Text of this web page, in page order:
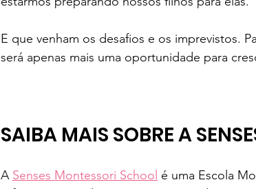
E que venham os desafios e os imprevistos.
será apenas mais uma oportunidade para
SAIBA MAIS SOBRE A
A Senses Montessori School é uma Escola